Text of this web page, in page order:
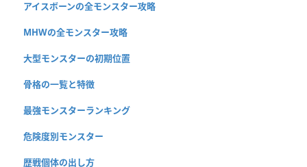
アイスボーンの全モンスター攻略
MHWの全モンスター攻略
大型モンスターの初期位置
骨格の一覧と特徴
最強モンスターランキング
危険度別モンスター
歴戦個体の出し方